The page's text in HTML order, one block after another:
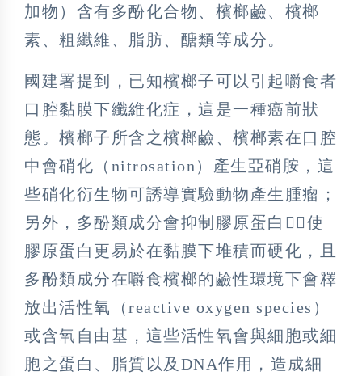
加物）含有多酚化合物、檳榔鹼、檳榔
素、粗纖維、脂肪、醣類等成分。
國建署提到，已知檳榔子可以引起嚼食者
口腔黏膜下纖維化症，這是一種癌前狀
態。檳榔子所含之檳榔鹼、檳榔素在口腔
中會硝化（nitrosation）產生亞硝胺，這
些硝化衍生物可誘導實驗動物產生腫瘤；
另外，多酚類成分會抑制膠原蛋白，使
膠原蛋白更易於在黏膜下堆積而硬化，且
多酚類成分在嚼食檳榔的鹼性環境下會釋
放出活性氧（reactive oxygen species）
或含氧自由基，這些活性氧會與細胞或細
胞之蛋白、脂質以及DNA作用，造成細